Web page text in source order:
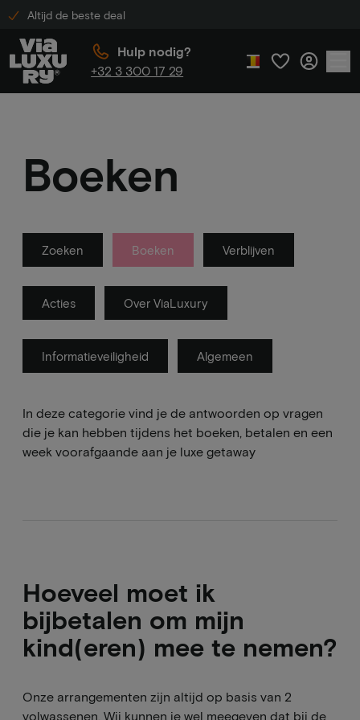
Altijd de beste deal
Hulp nodig?
+32 3 300 17 29
Boeken
Zoeken Boeken Verblijven
Acties Over ViaLuxury
Informatieveiligheid Algemeen
In deze categorie vind je de antwoorden op vragen
die je kan hebben tijdens het boeken, betalen en een
week voorafgaande aan je luxe getaway
Hoeveel moet ik
bijbetalen om mijn
kind(eren) mee te nemen?
Onze arrangementen zijn altijd op basis van 2
volwassenen. Wij kunnen je wel meegeven dat bij de